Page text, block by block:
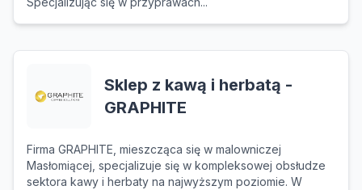
Sklep z kawą i herbatą -
GRAPHITE
Firma GRAPHITE, mieszcząca się w malowniczej
Masłomiącej, specjalizuje się w kompleksowej obsłudze
sektora kawy i herbaty na najwyższym poziomie. W